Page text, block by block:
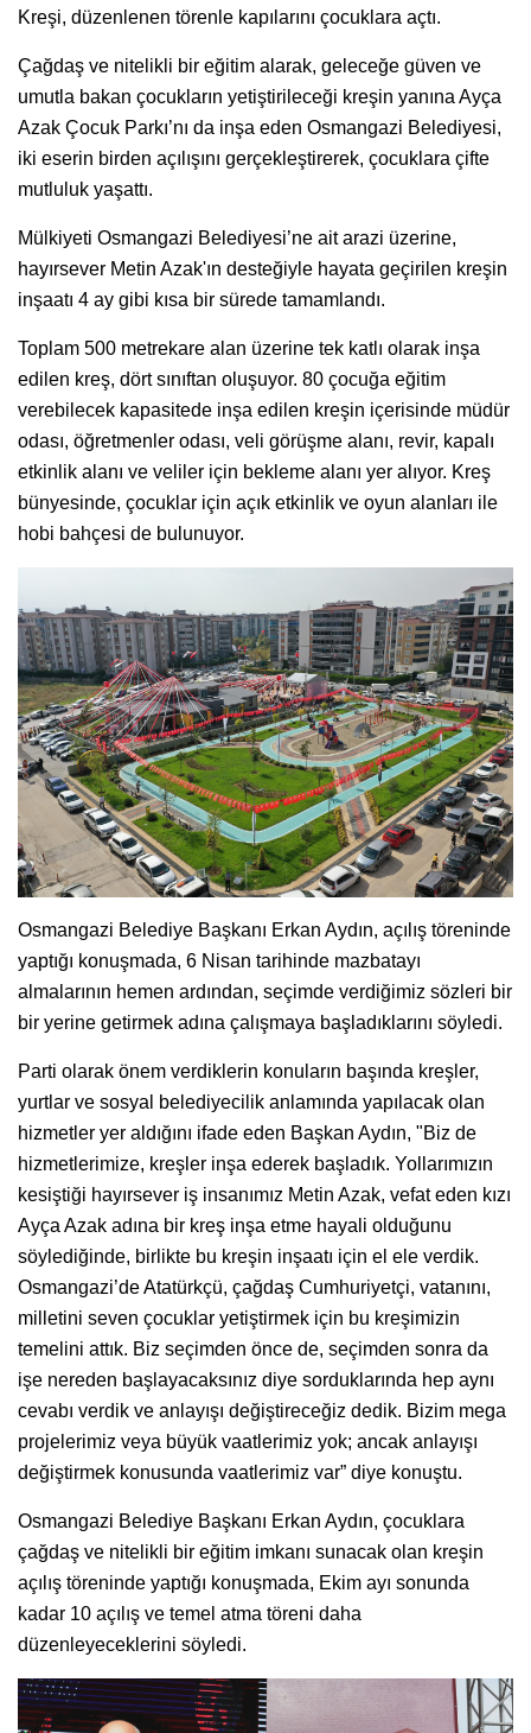
Kreşi, düzenlenen törenle kapılarını çocuklara açtı.
Çağdaş ve nitelikli bir eğitim alarak, geleceğe güven ve
umutla bakan çocukların yetiştirileceği kreşin yanına Ayça
Azak Çocuk Parkı’nı da inşa eden Osmangazi Belediyesi,
iki eserin birden açılışını gerçekleştirerek, çocuklara çifte
mutluluk yaşattı.
Mülkiyeti Osmangazi Belediyesi’ne ait arazi üzerine,
hayırsever Metin Azak'ın desteğiyle hayata geçirilen kreşin
inşaatı 4 ay gibi kısa bir sürede tamamlandı.
Toplam 500 metrekare alan üzerine tek katlı olarak inşa
edilen kreş, dört sınıftan oluşuyor. 80 çocuğa eğitim
verebilecek kapasitede inşa edilen kreşin içerisinde müdür
odası, öğretmenler odası, veli görüşme alanı, revir, kapalı
etkinlik alanı ve veliler için bekleme alanı yer alıyor. Kreş
bünyesinde, çocuklar için açık etkinlik ve oyun alanları ile
hobi bahçesi de bulunuyor.
Osmangazi Belediye Başkanı Erkan Aydın, açılış töreninde
yaptığı konuşmada, 6 Nisan tarihinde mazbatayı
almalarının hemen ardından, seçimde verdiğimiz sözleri bir
bir yerine getirmek adına çalışmaya başladıklarını söyledi.
Parti olarak önem verdiklerin konuların başında kreşler,
yurtlar ve sosyal belediyecilik anlamında yapılacak olan
hizmetler yer aldığını ifade eden Başkan Aydın, "Biz de
hizmetlerimize, kreşler inşa ederek başladık. Yollarımızın
kesiştiği hayırsever iş insanımız Metin Azak, vefat eden kızı
Ayça Azak adına bir kreş inşa etme hayali olduğunu
söylediğinde, birlikte bu kreşin inşaatı için el ele verdik.
Osmangazi’de Atatürkçü, çağdaş Cumhuriyetçi, vatanını,
milletini seven çocuklar yetiştirmek için bu kreşimizin
temelini attık. Biz seçimden önce de, seçimden sonra da
işe nereden başlayacaksınız diye sorduklarında hep aynı
cevabı verdik ve anlayışı değiştireceğiz dedik. Bizim mega
projelerimiz veya büyük vaatlerimiz yok; ancak anlayışı
değiştirmek konusunda vaatlerimiz var” diye konuştu.
Osmangazi Belediye Başkanı Erkan Aydın, çocuklara
çağdaş ve nitelikli bir eğitim imkanı sunacak olan kreşin
açılış töreninde yaptığı konuşmada, Ekim ayı sonunda
kadar 10 açılış ve temel atma töreni daha
düzenleyeceklerini söyledi.